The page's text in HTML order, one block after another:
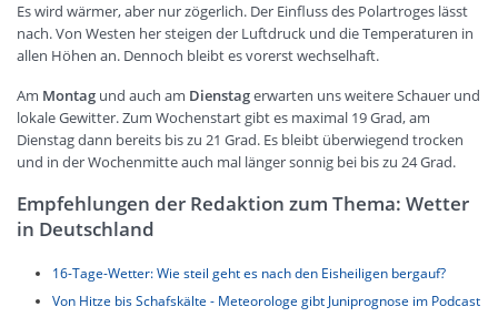
Es wird wärmer, aber nur zögerlich. Der Einfluss des Polartroges lässt
nach. Von Westen her steigen der Luftdruck und die Temperaturen in
allen Höhen an. Dennoch bleibt es vorerst wechselhaft.
Am Montag und auch am Dienstagerwarten uns weitere Schauer und
lokale Gewitter. Zum Wochenstart gibt es maximal 19 Grad, am
Dienstag dann bereits bis zu 21 Grad. Es bleibt überwiegend trocken
und in der Wochenmitte auch mal länger sonnig bei bis zu 24 Grad.
Empfehlungen der Redaktion zum Thema: Wetter
in Deutschland
16-Tage-Wetter: Wie steil geht es nach den Eisheiligen bergauf?
Von Hitze bis Schafskälte - Meteorologe gibt Juniprognose im Podcast